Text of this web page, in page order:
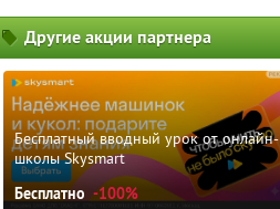
Другие акции партнера
Бесплатный вводный урок от онлайн-
школы Skysmart
Бесплатно -100%